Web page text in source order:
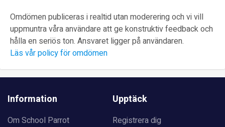
Omdömen publiceras i realtid utan moderering och vi vill
uppmuntra våra användare att ge konstruktiv feedback och
hålla en seriös ton. Ansvaret ligger på användaren.
Läs vår policy för omdömen
Information
Om School Parrot
Upptäck
Registrera dig